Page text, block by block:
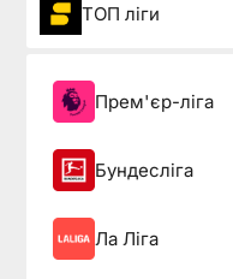
ТОП ліги
Прем'єр-ліга
Бундесліга
Ла Ліга